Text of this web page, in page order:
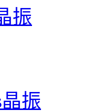
振
振